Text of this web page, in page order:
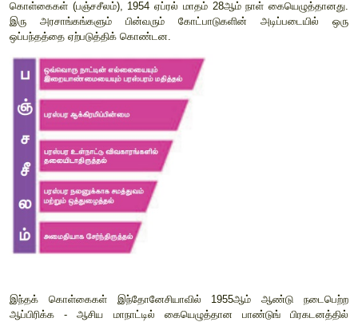
பஞ்சசீலம்
(சமஸ்கிருதச் சொற்களான பாஞ்ச்
இருந்து பெறப்பட்டது)
இந்தியா(பிரதமர்-ஜவகர்லால் நேரு
ஆகிய நாடுகளுக்கிடையே அமைதியுடன்
கொள்கைகள்(பஞ்சசீலம்), 1954
இரு அரசாங்கங்களும் பின்வரும் கோட்பாடுகளின்
ஒப்பந்தத்தை ஏற்படுத்திக் கொண்டன